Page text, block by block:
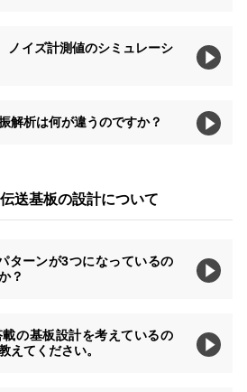
ノイズ計測値のシミュレーシ
解析は何が違うのですか？
送基板の設計について
ターンが3つになっているの
？
の基板設計を考えているの
えてください。